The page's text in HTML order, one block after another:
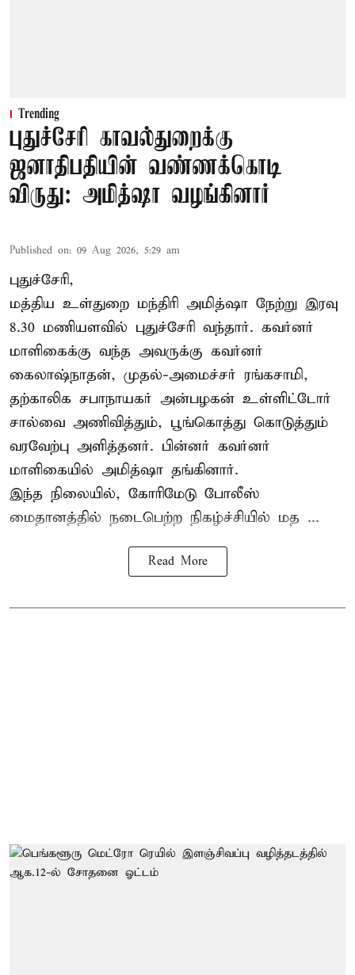
Trending
புதுச்சேரி காவல்துறைக்கு
ஜனாதிபதியின் வண்ணக்கொடி
விருது: அமித்ஷா வழங்கினார்
Published on: 09 Aug 2026, 5:29 am
புதுச்சேரி,
மத்திய உள்துறை மந்திரி அமித்ஷா நேற்று இரவு
8.30 மணியளவில் புதுச்சேரி வந்தார். கவர்னர்
மாளிகைக்கு வந்த அவருக்கு கவர்னர்
கைலாஷ்நாதன், முதல்-அமைச்சர் ரங்கசாமி,
தற்காலிக சபாநாயகர் அன்பழகன் உள்ளிட்டோர்
சால்வை அணிவித்தும், பூங்கொத்து கொடுத்தும்
வரவேற்பு அளித்தனர். பின்னர் கவர்னர்
மாளிகையில் அமித்ஷா தங்கினார்.
இந்த நிலையில், கோரிமேடு போலீஸ்
மைதானத்தில் நடைபெற்ற நிகழ்ச்சியில் மத ...
Read More